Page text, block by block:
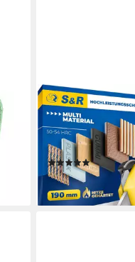
S&R
Universalschere
190 mm, 42 mm
Schere HRC 50-54
(2)
15,98 €
lieferbar - in 2-3